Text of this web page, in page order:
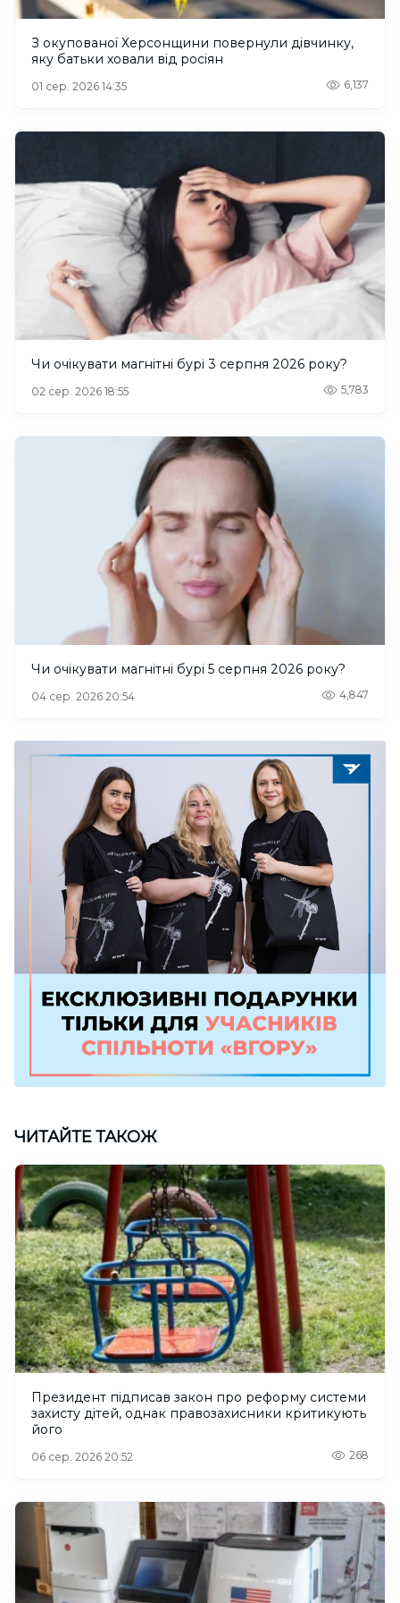
З окупованої Херсонщини повернули дівчинку,
яку батьки ховали від росіян
01 сер. 2026 14:35 6,137
Чи очікувати магнітні бурі 3 серпня 2026 року?
02 сер. 2026 18:55 5,783
Чи очікувати магнітні бурі 5 серпня 2026 року?
04 сер. 2026 20:54 4,847
ЧИТАЙТЕ ТАКОЖ
Президент підписав закон про реформу системи
захисту дітей, однак правозахисники критикують
його
06 сер. 2026 20:52 268